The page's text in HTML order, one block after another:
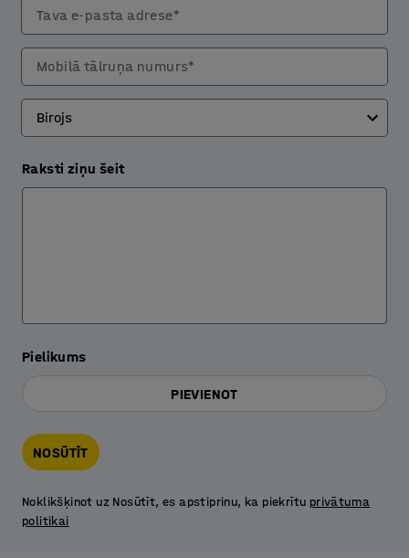
Tava e-pasta adrese*
Mobilā tālruņa numurs*
Raksti ziņu šeit
Pielikums
PIEVIENOT
NOSŪTĪT
Noklikšķinot uz Nosūtīt, es apstiprinu, ka piekrītu privātuma
politikai